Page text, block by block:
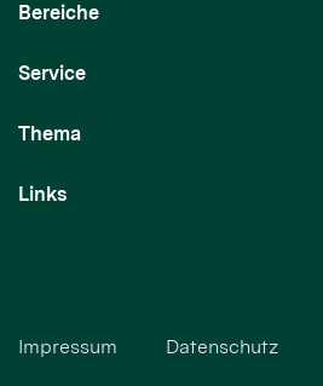
Bereiche
Service
Thema
Links
Impressum Datenschutz